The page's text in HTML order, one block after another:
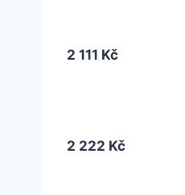
2 111 Kč
2 222 Kč